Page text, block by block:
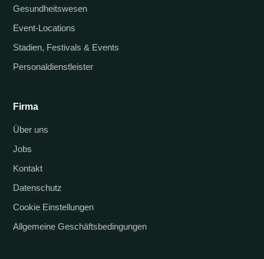
Gesundheitswesen
Event-Locations
Stadien, Festivals & Events
Personaldienstleister
Firma
Über uns
Jobs
Kontakt
Datenschutz
Cookie Einstellungen
Allgemeine Geschäftsbedingungen